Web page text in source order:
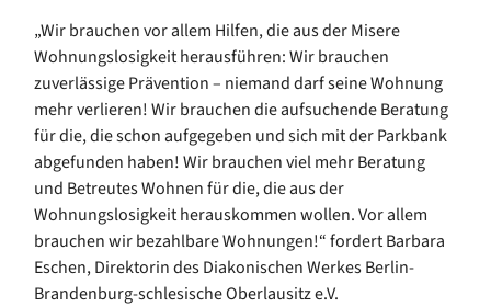
„Wir brauchen vor allem Hilfen, die aus der Misere
Wohnungslosigkeit herausführen: Wir brauchen
zuverlässige Prävention – niemand darf seine Wohnung
mehr verlieren! Wir brauchen die aufsuchende Beratung
für die, die schon aufgegeben und sich mit der Parkbank
abgefunden haben! Wir brauchen viel mehr Beratung
und Betreutes Wohnen für die, die aus der
Wohnungslosigkeit herauskommen wollen. Vor allem
brauchen wir bezahlbare Wohnungen!“ fordert Barbara
Eschen, Direktorin des Diakonischen Werkes Berlin-
Brandenburg-schlesische Oberlausitz e.V.